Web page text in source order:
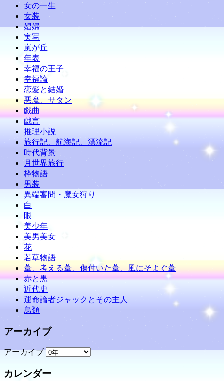
女の一生
女装
娼婦
実写
嵐が丘
年表
幸福の王子
幸福論
恋愛と結婚
悪魔、サタン
戯曲
戯言
推理小説
旅行記、航海記、漂流記
時代背景
月世界旅行
枠物語
男装
異端審問・魔女狩り
白
眼
美少年
美男美女
花
若草物語
葦、考える葦、傷付いた葦、風にそよぐ葦
赤と黒
近代史
運命論者ジャックとその主人
鳥類
アーカイブ
アーカイブ
カレンダー